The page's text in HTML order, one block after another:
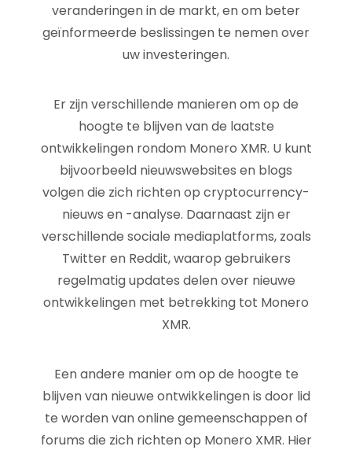
veranderingen in de markt, en om beter
geïnformeerde beslissingen te nemen over
uw investeringen.
Er zijn verschillende manieren om op de
hoogte te blijven van de laatste
ontwikkelingen rondom Monero XMR. U kunt
bijvoorbeeld nieuwswebsites en blogs
volgen die zich richten op cryptocurrency-
nieuws en -analyse. Daarnaast zijn er
verschillende sociale mediaplatforms, zoals
Twitter en Reddit, waarop gebruikers
regelmatig updates delen over nieuwe
ontwikkelingen met betrekking tot Monero
XMR.
Een andere manier om op de hoogte te
blijven van nieuwe ontwikkelingen is door lid
te worden van online gemeenschappen of
forums die zich richten op Monero XMR. Hier